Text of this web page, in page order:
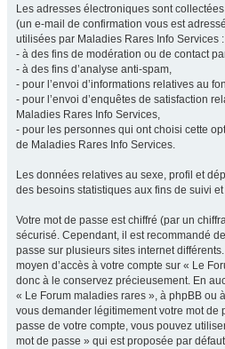
Les adresses électroniques sont
(un e-mail de confirmation vous est
utilisées par Maladies Rares Info Services :
- à des fins de modération ou de contact
- à des fins d’analyse anti-spam,
- pour l’envoi d’informations relatives au
- pour l’envoi d’enquêtes de satisfaction
Maladies Rares Info Services,
- pour les personnes qui ont choisi cette
de Maladies Rares Info Services.
Les données relatives au sexe, profil et
des besoins statistiques aux fins de suivi
Votre mot de passe est chiffré (par un
sécurisé. Cependant, il est recommandé
passe sur plusieurs sites internet
moyen d’accès à votre compte sur « Le
donc à le conservez précieusement. En
« Le Forum maladies rares », à phpBB ou
vous demander légitimement votre mot de
passe de votre compte, vous pouvez
mot de passe » qui est proposée par